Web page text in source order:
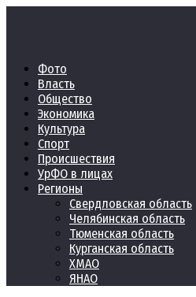
Фото
Власть
Общество
Экономика
Культура
Спорт
Происшествия
УрФО в лицах
Регионы
Свердловская область
Челябинская область
Тюменская область
Курганская область
ХМАО
ЯНАО